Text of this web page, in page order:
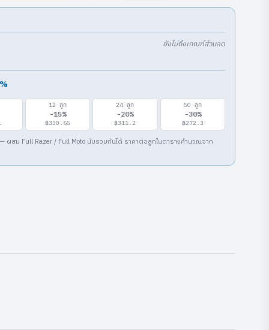
ยังไม่ถึงเกณฑ์ส่วนลด
%
12 ลูก
-15%
฿330.65
24 ลูก
-20%
฿311.2
50 ลูก
-30%
฿272.3
สม Full Razer / Full Moto นับรวมกันได้ ราคาต่อลูกในตารางคำนวณจาก